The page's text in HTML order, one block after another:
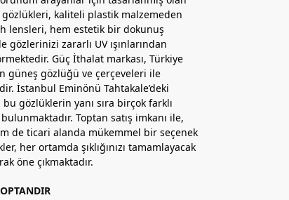
kaliteli plastik malzemeden
lensleri, hem estetik bir dokunuş
gözlerinizi zararlı UV ışınlarından
Güç İthalat markası, Türkiye
güneş gözlüğü ve çerçeveleri ile
İstanbul Eminönü Tahtakale’deki
gözlüklerin yanı sıra birçok farklı
Toptan satış imkanı ile,
de ticari alanda mükemmel bir seçenek
her ortamda şıklığınızı tamamlayacak
öne çıkmaktadır.